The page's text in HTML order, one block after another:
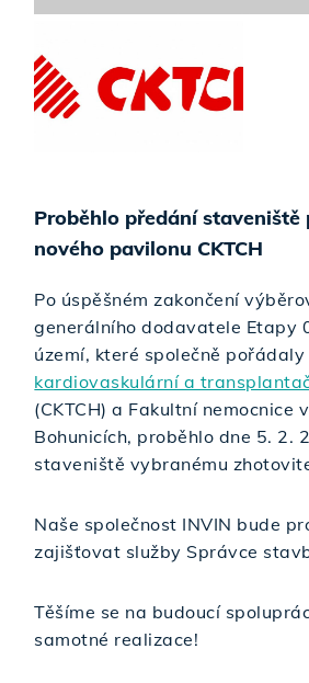
Proběhlo předání staveniště
nového pavilonu CKTCH
Po úspěšném zakončení
generálního dodavatele Etapy
území, které společně pořádaly
kardiovaskulární a
(CKTCH) a Fakultní nemocnice
Bohunicích, proběhlo dne 5. 2.
staveniště vybranému
Naše společnost INVIN bude
zajišťovat služby Správce
Těšíme se na budoucí
samotné realizace!